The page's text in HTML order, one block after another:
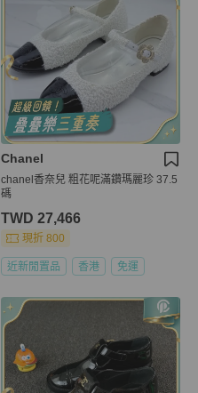
Chanel
chanel香奈兒 粗花呢滿鑽瑪麗珍 37.5
碼
TWD 27,466
現折 800
近新閒置品 香港 免運